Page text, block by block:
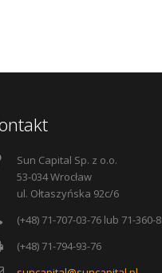
Sun Capital Sp. z o.o.
53-034 Wrocław
ul. Ołtaszyńska 92c/6
(+48) 71-707-03-76 lub 71-360-
(+48) 71-794-93-76